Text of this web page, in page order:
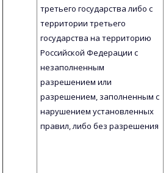
третьего государства либо с
территории третьего
государства на территорию
Российской Федерации с
незаполненным
разрешением или
разрешением, заполненным с
нарушением установленных
правил, либо без разрешения